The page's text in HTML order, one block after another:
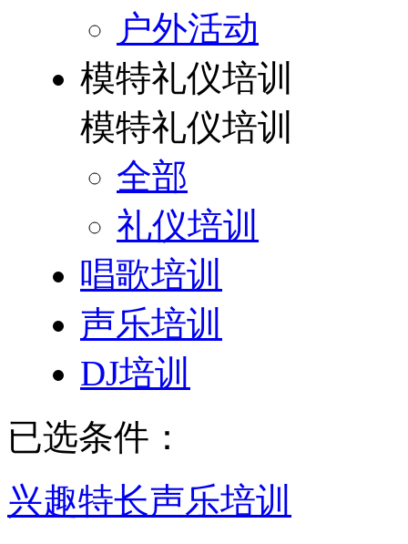
户外活动
模特礼仪培训
模特礼仪培训
全部
礼仪培训
唱歌培训
声乐培训
DJ培训
已选条件：
兴趣特长声乐培训